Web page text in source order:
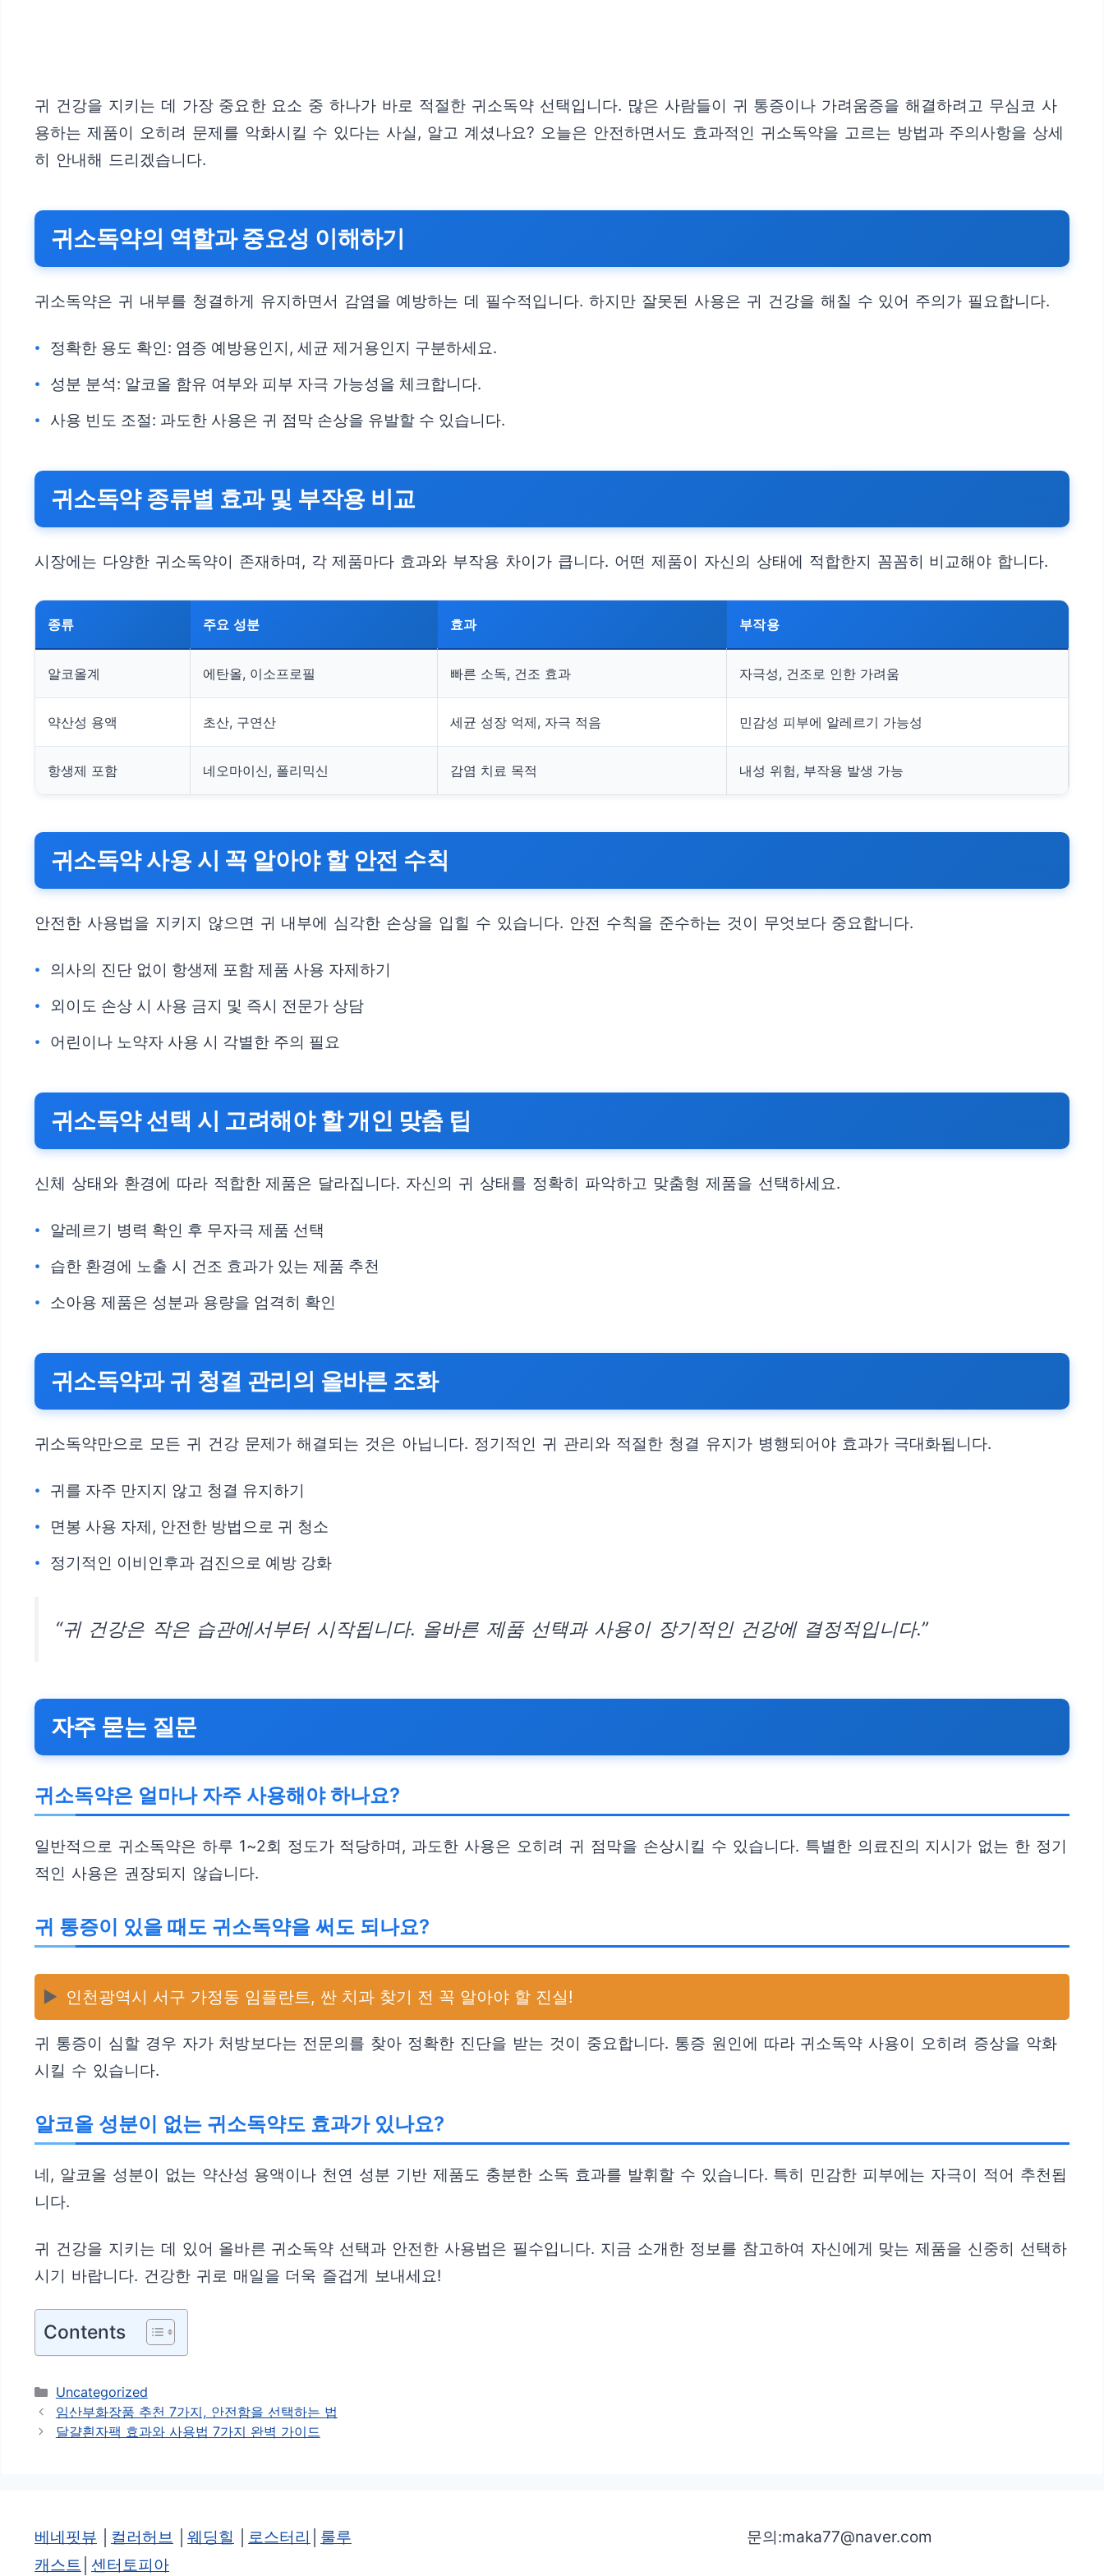
귀 건강을 지키는 데 가장 중요한 요소 중 하나가 바로 적절한 귀소독약 선택입니다. 많은 사람들이 귀 통증이나 가려움증을 해결하려고 무심코 사
용하는 제품이 오히려 문제를 악화시킬 수 있다는 사실, 알고 계셨나요? 오늘은 안전하면서도 효과적인 귀소독약을 고르는 방법과 주의사항을 상세
히 안내해 드리겠습니다.
귀소독약의 역할과 중요성 이해하기
귀소독약은 귀 내부를 청결하게 유지하면서 감염을 예방하는 데 필수적입니다. 하지만 잘못된 사용은 귀 건강을 해칠 수 있어 주의가 필요합니다.
정확한 용도 확인: 염증 예방용인지, 세균 제거용인지 구분하세요.
성분 분석: 알코올 함유 여부와 피부 자극 가능성을 체크합니다.
사용 빈도 조절: 과도한 사용은 귀 점막 손상을 유발할 수 있습니다.
귀소독약 종류별 효과 및 부작용 비교
시장에는 다양한 귀소독약이 존재하며, 각 제품마다 효과와 부작용 차이가 큽니다. 어떤 제품이 자신의 상태에 적합한지 꼼꼼히 비교해야 합니다.
종류 주요 성분 효과 부작용
알코올계 에탄올, 이소프로필 빠른 소독, 건조 효과 자극성, 건조로 인한 가려움
약산성 용액 초산, 구연산 세균 성장 억제, 자극 적음 민감성 피부에 알레르기 가능성
항생제 포함 네오마이신, 폴리믹신 감염 치료 목적 내성 위험, 부작용 발생 가능
귀소독약 사용 시 꼭 알아야 할 안전 수칙
안전한 사용법을 지키지 않으면 귀 내부에 심각한 손상을 입힐 수 있습니다. 안전 수칙을 준수하는 것이 무엇보다 중요합니다.
의사의 진단 없이 항생제 포함 제품 사용 자제하기
외이도 손상 시 사용 금지 및 즉시 전문가 상담
어린이나 노약자 사용 시 각별한 주의 필요
귀소독약 선택 시 고려해야 할 개인 맞춤 팁
신체 상태와 환경에 따라 적합한 제품은 달라집니다. 자신의 귀 상태를 정확히 파악하고 맞춤형 제품을 선택하세요.
알레르기 병력 확인 후 무자극 제품 선택
습한 환경에 노출 시 건조 효과가 있는 제품 추천
소아용 제품은 성분과 용량을 엄격히 확인
귀소독약과 귀 청결 관리의 올바른 조화
귀소독약만으로 모든 귀 건강 문제가 해결되는 것은 아닙니다. 정기적인 귀 관리와 적절한 청결 유지가 병행되어야 효과가 극대화됩니다.
귀를 자주 만지지 않고 청결 유지하기
면봉 사용 자제, 안전한 방법으로 귀 청소
정기적인 이비인후과 검진으로 예방 강화
“귀 건강은 작은 습관에서부터 시작됩니다. 올바른 제품 선택과 사용이 장기적인 건강에 결정적입니다.”
자주 묻는 질문
귀소독약은 얼마나 자주 사용해야 하나요?
일반적으로 귀소독약은 하루 1~2회 정도가 적당하며, 과도한 사용은 오히려 귀 점막을 손상시킬 수 있습니다. 특별한 의료진의 지시가 없는 한 정기
적인 사용은 권장되지 않습니다.
귀 통증이 있을 때도 귀소독약을 써도 되나요?
▶️ 인천광역시 서구 가정동 임플란트, 싼 치과 찾기 전 꼭 알아야 할 진실!
귀 통증이 심할 경우 자가 처방보다는 전문의를 찾아 정확한 진단을 받는 것이 중요합니다. 통증 원인에 따라 귀소독약 사용이 오히려 증상을 악화
시킬 수 있습니다.
알코올 성분이 없는 귀소독약도 효과가 있나요?
네, 알코올 성분이 없는 약산성 용액이나 천연 성분 기반 제품도 충분한 소독 효과를 발휘할 수 있습니다. 특히 민감한 피부에는 자극이 적어 추천됩
니다.
귀 건강을 지키는 데 있어 올바른 귀소독약 선택과 안전한 사용법은 필수입니다. 지금 소개한 정보를 참고하여 자신에게 맞는 제품을 신중히 선택하
시기 바랍니다. 건강한 귀로 매일을 더욱 즐겁게 보내세요!
Contents
카
테
고
Uncategorized
임산부화장품 추천 7가지, 안전함을 선택하는 법
달걀흰자팩 효과와 사용법 7가지 완벽 가이드
베네핏뷰 컬러허브 웨딩힐 로스터리
룰루
캐스트
센터토피아
문의:maka77@naver.com